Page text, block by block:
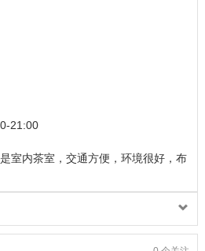
21:00
室内茶室，交通方便，环境很好，布